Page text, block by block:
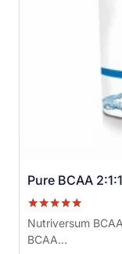
Pure BCAA
Ocenjeno sa
5.00
od 5
Nutriversum
BCAA...